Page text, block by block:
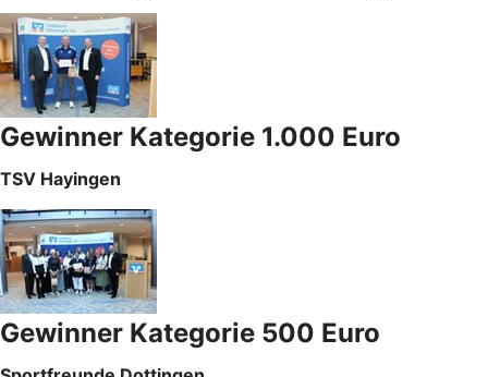
Gewinner Kategorie 1.000 Euro
TSV Hayingen
Gewinner Kategorie 500 Euro